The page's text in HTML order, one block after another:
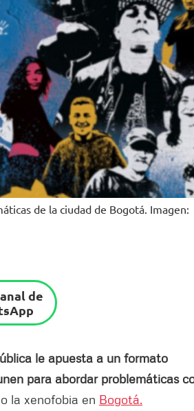
de la ciudad de Bogotá. Imagen:
de
le apuesta a un formato
para abordar problemáticas
la xenofobia en Bogotá.